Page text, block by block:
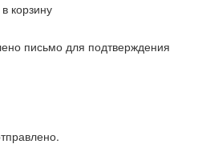
корзину
письмо для подтверждения